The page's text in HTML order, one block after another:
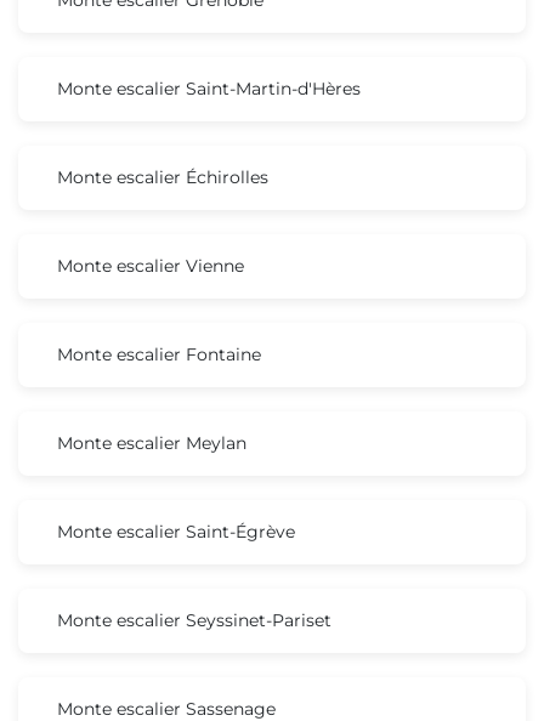
Monte escalier Saint-Martin-d'Hères
Monte escalier Échirolles
Monte escalier Vienne
Monte escalier Fontaine
Monte escalier Meylan
Monte escalier Saint-Égrève
Monte escalier Seyssinet-Pariset
Monte escalier Sassenage